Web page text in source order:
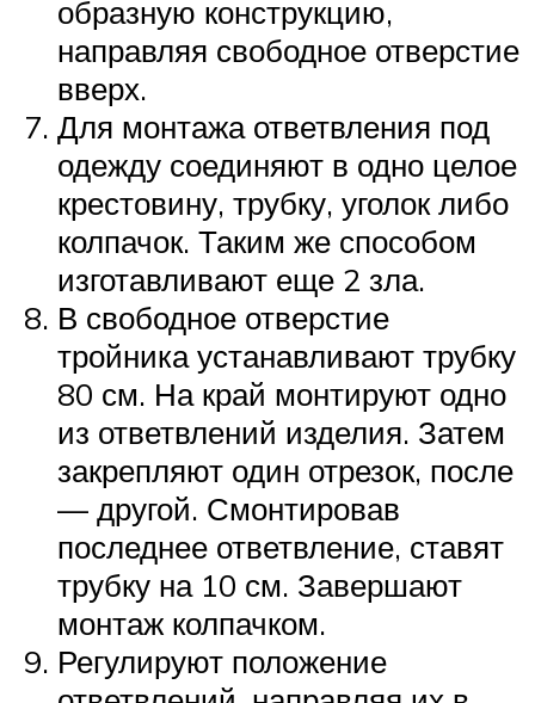
образную конструкцию,
направляя свободное отверстие
вверх.
Для монтажа ответвления под
одежду соединяют в одно целое
крестовину, трубку, уголок либо
колпачок. Таким же способом
изготавливают еще 2 зла.
В свободное отверстие
тройника устанавливают трубку
80 см. На край монтируют одно
из ответвлений изделия. Затем
закрепляют один отрезок, после
— другой. Смонтировав
последнее ответвление, ставят
трубку на 10 см. Завершают
монтаж колпачком.
Регулируют положение